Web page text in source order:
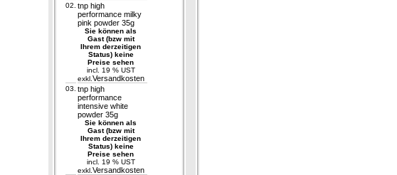
02. tnp high
performance milky
pink powder 35g
Sie können als
Gast (bzw mit
Ihrem derzeitigen
Status) keine
Preise sehen
incl. 19 % UST
exkl. Versandkosten
03. tnp high
performance
intensive white
powder 35g
Sie können als
Gast (bzw mit
Ihrem derzeitigen
Status) keine
Preise sehen
incl. 19 % UST
exkl. Versandkosten